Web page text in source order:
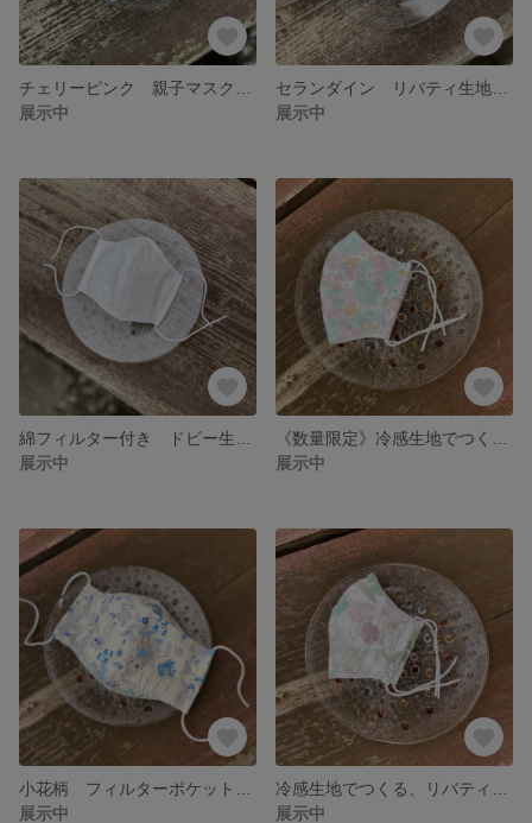
展示中
展示中
展示中
展示中
展示中
展示中